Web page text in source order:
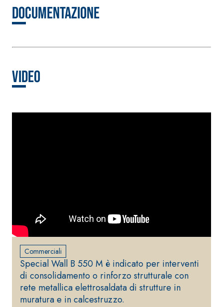
Documentazione
Video
Commerciali
Special Wall B 550 M è indicato per interventi
di consolidamento o rinforzo strutturale con
rete metallica elettrosaldata di strutture in
muratura e in calcestruzzo.
Sistema ISOLAMENTO
TERMICO FASSATHERM
con calce idraulica
alleggeriti